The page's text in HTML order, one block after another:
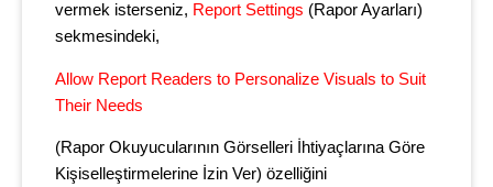
vermek isterseniz, Report Settings (Rapor Ayarları)
sekmesindeki,
Allow Report Readers to Personalize Visuals to Suit
Their Needs
(Rapor Okuyucularının Görselleri İhtiyaçlarına Göre
Kişiselleştirmelerine İzin Ver) özelliğini